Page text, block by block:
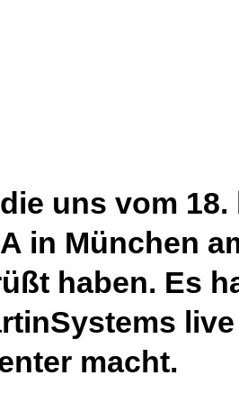
uns vom
in München
haben. Es
macht.